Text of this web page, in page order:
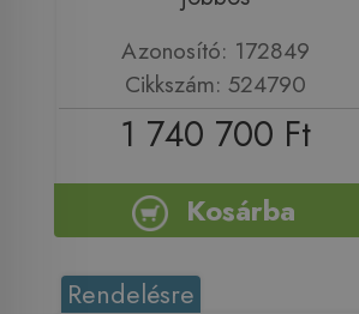
Azonosító: 172849
Cikkszám: 524790
1 740 700 Ft
Kosárba
Rendelésre